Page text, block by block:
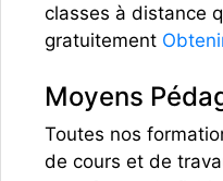
classes à distance
gratuitement
Moyens
Toutes nos
de cours et de